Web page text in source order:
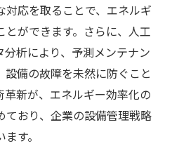
と持続可能性の両立
用した競争力の強化
営によるブランド価値の
デルの構築
応を取ることで、エネルギ
ができます。さらに、人工
析により、予測メンテナン
備の故障を未然に防ぐこと
新が、エネルギー効率化の
ており、企業の設備管理戦略
す。